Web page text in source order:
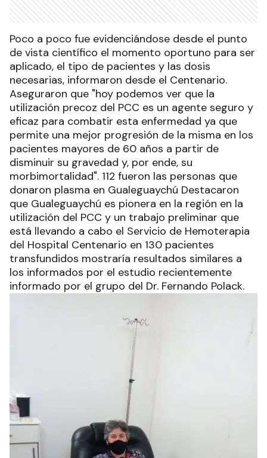
Poco a poco fue evidenciándose desde el punto
de vista científico el momento oportuno para ser
aplicado, el tipo de pacientes y las dosis
necesarias, informaron desde el Centenario.
Aseguraron que "hoy podemos ver que la
utilización precoz del PCC es un agente seguro y
eficaz para combatir esta enfermedad ya que
permite una mejor progresión de la misma en los
pacientes mayores de 60 años a partir de
disminuir su gravedad y, por ende, su
morbimortalidad". 112 fueron las personas que
donaron plasma en Gualeguaychú Destacaron
que Gualeguaychú es pionera en la región en la
utilización del PCC y un trabajo preliminar que
está llevando a cabo el Servicio de Hemoterapia
del Hospital Centenario en 130 pacientes
transfundidos mostraría resultados similares a
los informados por el estudio recientemente
informado por el grupo del Dr. Fernando Polack.